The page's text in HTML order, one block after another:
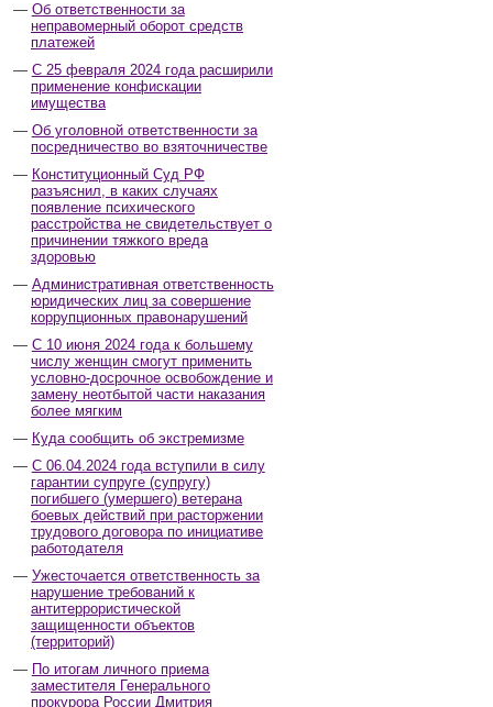
Об ответственности за
неправомерный оборот средств
платежей
С 25 февраля 2024 года расширили
применение конфискации
имущества
Об уголовной ответственности за
посредничество во взяточничестве
Конституционный Суд РФ
разъяснил, в каких случаях
появление психического
расстройства не свидетельствует о
причинении тяжкого вреда
здоровью
Административная ответственность
юридических лиц за совершение
коррупционных правонарушений
С 10 июня 2024 года к большему
числу женщин смогут применить
условно-досрочное освобождение и
замену неотбытой части наказания
более мягким
Куда сообщить об экстремизме
С 06.04.2024 года вступили в силу
гарантии супруге (супругу)
погибшего (умершего) ветерана
боевых действий при расторжении
трудового договора по инициативе
работодателя
Ужесточается ответственность за
нарушение требований к
антитеррористической
защищенности объектов
(территорий)
По итогам личного приема
заместителя Генерального
прокурора России Дмитрия